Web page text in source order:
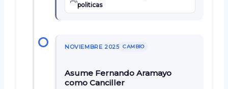
politicas
NOVIEMBRE 2025 CAMBIO
Asume Fernando Aramayo
como Canciller